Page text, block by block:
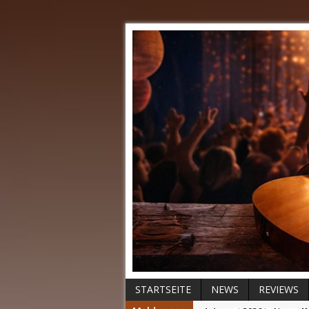
STARTSEITE NEWS REVIEWS